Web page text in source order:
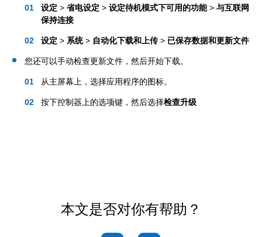
设定 > 省电设定 > 设定待机模式下可用的功能> 与互联网
保持连接
设定 > 系统> 自动化下载和上传 > 已保存数据和更新文件
您还可以手动检查更新文件，然后开始下载。
从主屏幕上，选择应用程序的图标。
按下控制器上的选项键，然后选择检查升级
本文是否对你有帮助？